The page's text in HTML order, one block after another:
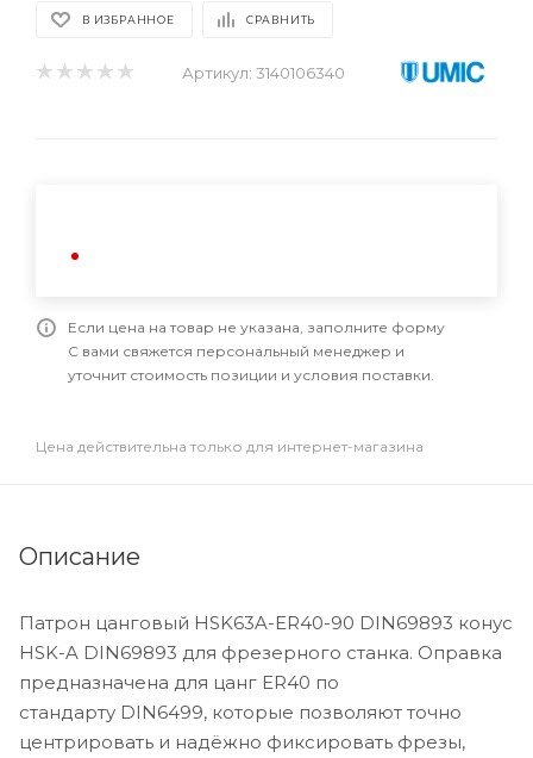
В ИЗБРАННОЕ СРАВНИТЬ
Артикул: 3140106340
Если цена на товар не указана, заполните форму
С вами свяжется персональный менеджер и
уточнит стоимость позиции и условия поставки.
Цена действительна только для интернет-магазина
Описание
Патрон цанговый HSK63A-ER40-90 DIN69893 конус
HSK-A DIN69893 для фрезерного станка. Оправка
предназначена для цанг ER40 по
стандарту DIN6499, которые позволяют точно
центрировать и надёжно фиксировать фрезы,